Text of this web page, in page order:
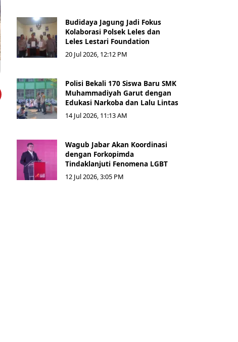
Budidaya Jagung Jadi Fokus
Kolaborasi Polsek Leles dan
Leles Lestari Foundation
20 Jul 2026, 12:12 PM
Polisi Bekali 170 Siswa Baru SMK
Muhammadiyah Garut dengan
Edukasi Narkoba dan Lalu Lintas
14 Jul 2026, 11:13 AM
Wagub Jabar Akan Koordinasi
dengan Forkopimda
Tindaklanjuti Fenomena LGBT
12 Jul 2026, 3:05 PM